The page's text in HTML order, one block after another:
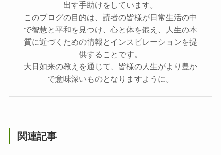
出す手助けをしています。
このブログの目的は、読者の皆様が日常生活の中
で智慧と平和を見つけ、心と体を鍛え、人生の本
質に近づくための情報とインスピレーションを提
供することです。
大日如来の教えを通じて、皆様の人生がより豊か
で意味深いものとなりますように。
関連記事